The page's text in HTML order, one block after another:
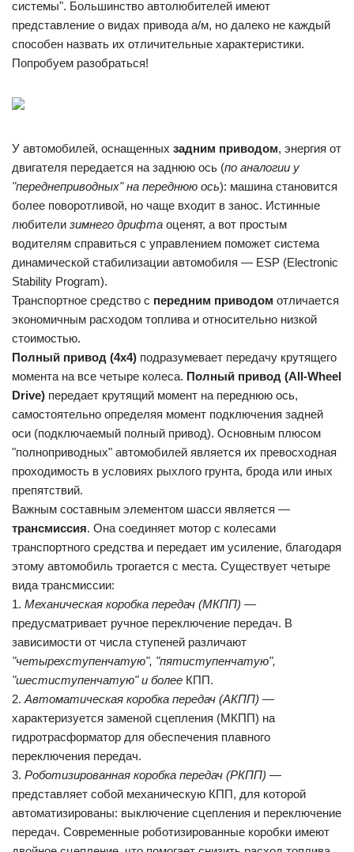
системы". Большинство автолюбителей имеют
представление о видах привода а/м, но далеко не каждый
способен назвать их отличительные характеристики.
Попробуем разобраться!
У автомобилей, оснащенных задним приводом, энергия от
двигателя передается на заднюю ось (по аналогии у
"переднеприводных" на переднюю ось): машина становится
более поворотливой, но чаще входит в занос. Истинные
любители зимнего дрифта оценят, а вот простым
водителям справиться с управлением поможет система
динамической стабилизации автомобиля — ESP (Electronic
Stability Program).
Транспортное средство с передним приводом отличается
экономичным расходом топлива и относительно низкой
стоимостью.
Полный привод (4х4) подразумевает передачу крутящего
момента на все четыре колеса. Полный привод (All-Wheel
Drive) передает крутящий момент на переднюю ось,
самостоятельно определяя момент подключения задней
оси (подключаемый полный привод). Основным плюсом
"полноприводных" автомобилей является их превосходная
проходимость в условиях рыхлого грунта, брода или иных
препятствий.
Важным составным элементом шасси является —
трансмиссия. Она соединяет мотор с колесами
транспортного средства и передает им усиление, благодаря
этому автомобиль трогается с места. Существует четыре
вида трансмиссии:
1. Механическая коробка передач (МКПП) —
предусматривает ручное переключение передач. В
зависимости от числа ступеней различают
"четырехступенчатую", "пятиступенчатую",
"шестиступенчатую" и более КПП.
2. Автоматическая коробка передач (АКПП) —
характеризуется заменой сцепления (МКПП) на
гидротрасформатор для обеспечения плавного
переключения передач.
3. Роботизированная коробка передач (РКПП) —
представляет собой механическую КПП, для которой
автоматизированы: выключение сцепления и переключение
передач. Современные роботизированные коробки имеют